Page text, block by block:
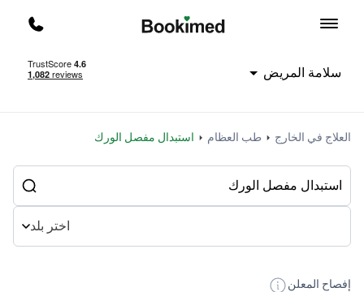
سلامة المريض
العلاج في الخارج طب العظام استبدال مفصل الورك
اختر بلد
إفصاح المعلن